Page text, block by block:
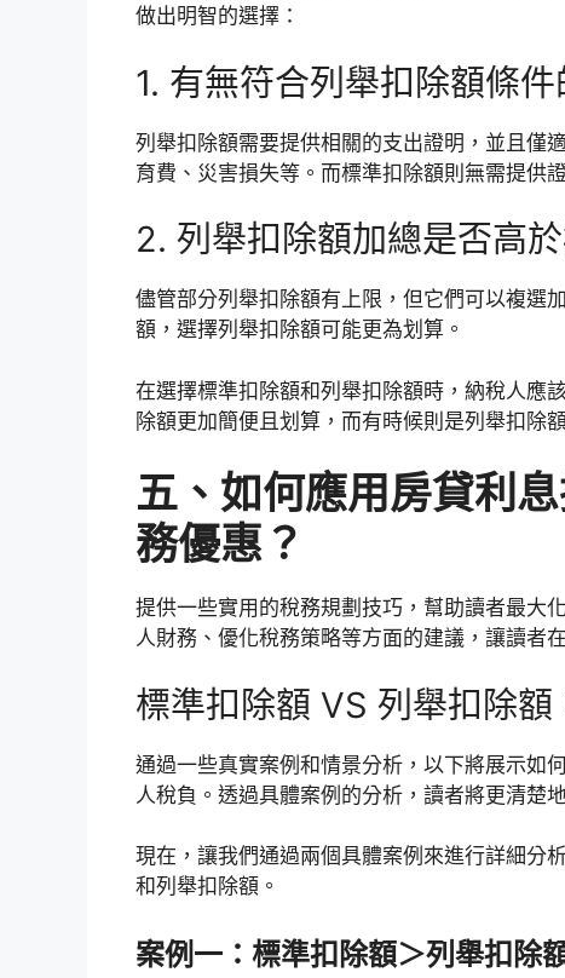
做出明智的選擇：
1. 有無符合列舉扣除額條件
列舉扣除額需要提供相關的支出證明，並且僅
育費、災害損失等。而標準扣除額則無需提供
2. 列舉扣除額加總是否高
儘管部分列舉扣除額有上限，但它們可以複選
額，選擇列舉扣除額可能更為划算。
在選擇標準扣除額和列舉扣除額時，納稅人應
除額更加簡便且划算，而有時候則是列舉扣除
五、如何應用房貸利
務優惠？
提供一些實用的稅務規劃技巧，幫助讀者最大
人財務、優化稅務策略等方面的建議，讓讀者
標準扣除額 VS 列舉扣除
通過一些真實案例和情景分析，以下將展示如
人稅負。透過具體案例的分析，讀者將更清楚
現在，讓我們通過兩個具體案例來進行詳細分
和列舉扣除額。
案例一：標準扣除額＞列舉扣除